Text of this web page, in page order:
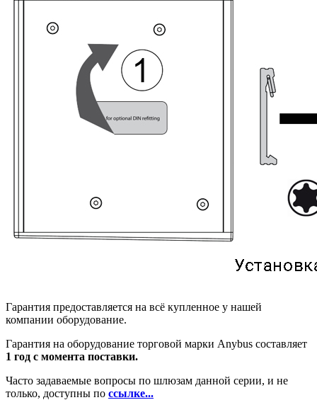
Гарантия предоставляется на всё купленное у нашей
компании оборудование.
Гарантия на оборудование торговой марки Anybus составляет
1 год с момента поставки.
Часто задаваемые вопросы по шлюзам данной серии, и не
только, доступны по ссылке...